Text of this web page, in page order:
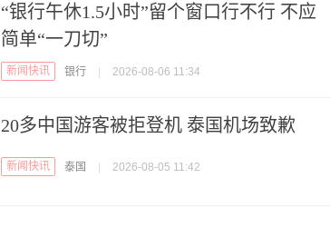
“银行午休1.5小时”留个窗口行不行 不应
简单“一刀切”
新闻快讯 银行 2026-08-06 11:34
20多中国游客被拒登机 泰国机场致歉
新闻快讯 泰国 2026-08-05 11:42